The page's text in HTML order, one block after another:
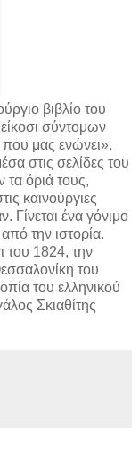
βιβλίο του
σύντομων
μας ενώνει».
στις σελίδες του
τα όριά τους,
καινούργιες
Γίνεται ένα γόνιμο
την ιστορία.
του 1824, την
του
του ελληνικού
Σκιαθίτης